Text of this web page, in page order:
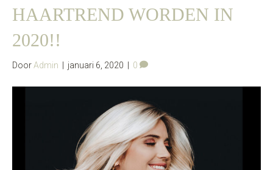
HAARTREND WORDEN IN
2020!!
DoorAdmin januari 6, 2020 0